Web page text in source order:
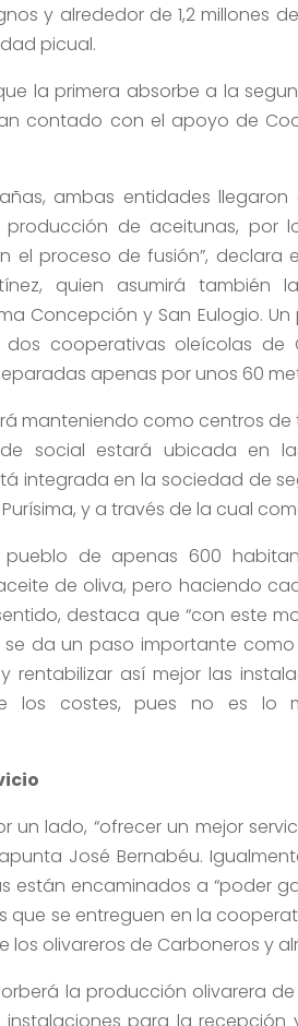
y alrededor de 1,2 millones
picual.
la primera absorbe a la
contado con el apoyo de
ambas entidades
de aceitunas, por
el proceso de fusión”, declara
quien asumirá también
Concepción y San Eulogio.
cooperativas oleícolas de
apenas por unos 60
manteniendo como centros
social estará ubicada en
integrada en la sociedad de
y a través de la cual
de apenas 600
de oliva, pero haciendo
destaca que “con este
da un paso importante
así mejor las
los costes, pues no es lo
un lado, “ofrecer un mejor
José Bernabéu.
están encaminados a “poder
se entreguen en la
olivareros de Carboneros y
la producción olivarera